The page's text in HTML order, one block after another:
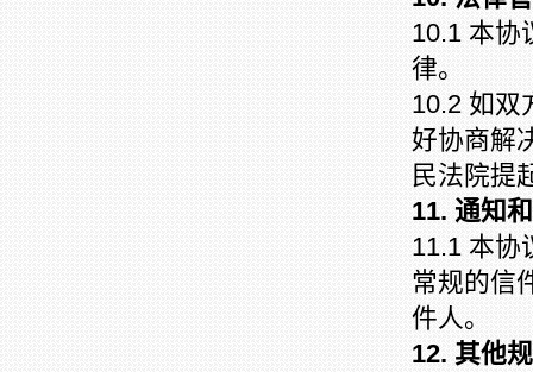
10.1 本协
律。
10.2 如双
好协商解
民法院提
11. 通知
11.1 本协
常规的信
件人。
12. 其他